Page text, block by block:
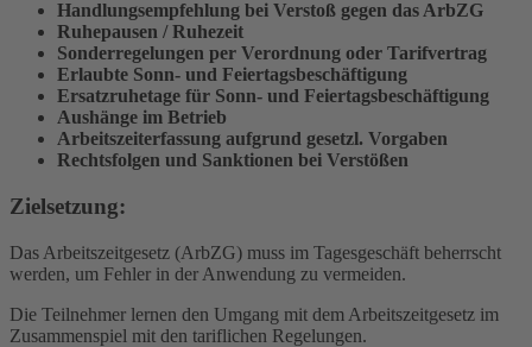
Handlungsempfehlung bei Verstoß gegen das ArbZG
Ruhepausen / Ruhezeit
Sonderregelungen per Verordnung oder ­Tarifvertrag
Erlaubte Sonn- und Feiertagsbeschäftigung
Ersatzruhetage für Sonn- und ­Feiertagsbeschäftigung
Aushänge im Betrieb
Arbeitszeiterfassung aufgrund gesetzl. Vorgaben
Rechtsfolgen und Sanktionen bei Verstößen
Zielsetzung:
Das Arbeitszeitgesetz (ArbZG) muss im Tagesgeschäft beherrscht
werden, um Fehler in der Anwendung zu vermeiden.
Die Teilnehmer lernen den Umgang mit dem Arbeitszeitgesetz im
Zusammenspiel mit den tariflichen Regelungen.